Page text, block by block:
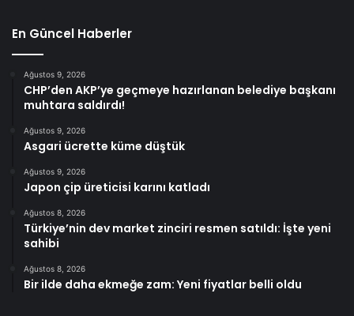
En Güncel Haberler
Ağustos 9, 2026
CHP’den AKP’ye geçmeye hazırlanan belediye başkanı
muhtara saldırdı!
Ağustos 9, 2026
Asgari ücrette küme düştük
Ağustos 9, 2026
Japon çip üreticisi karını katladı
Ağustos 8, 2026
Türkiye’nin dev market zinciri resmen satıldı: İşte yeni
sahibi
Ağustos 8, 2026
Bir ilde daha ekmeğe zam: Yeni fiyatlar belli oldu